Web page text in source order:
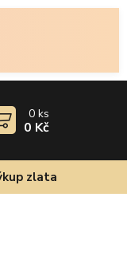
0 ks
0 Kč
zlata